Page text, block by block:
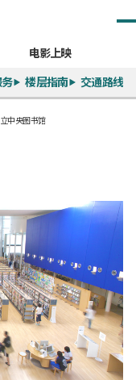
电影上映
楼层指南 交通路线
中央图书馆